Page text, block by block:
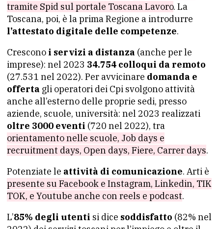
tramite Spid sul portale Toscana Lavoro. La
Toscana, poi, è la prima Regione a introdurre
l’attestato digitale delle competenze.
Crescono i servizi a distanza (anche per le
imprese): nel 2023 34.754 colloqui da remoto
(27.531 nel 2022). Per avvicinare domanda e
offerta gli operatori dei Cpi svolgono attività
anche all’esterno delle proprie sedi, presso
aziende, scuole, università: nel 2023 realizzati
oltre 3000 eventi (720 nel 2022), tra
orientamento nelle scuole, Job days e
recruitment days, Open days, Fiere, Carrer days.
Potenziate le attività di comunicazione. Arti è
presente su Facebook e Instagram, Linkedin, TIK
TOK, e Youtube anche con reels e podcast.
L’85% degli utenti si dice soddisfatto (82% nel